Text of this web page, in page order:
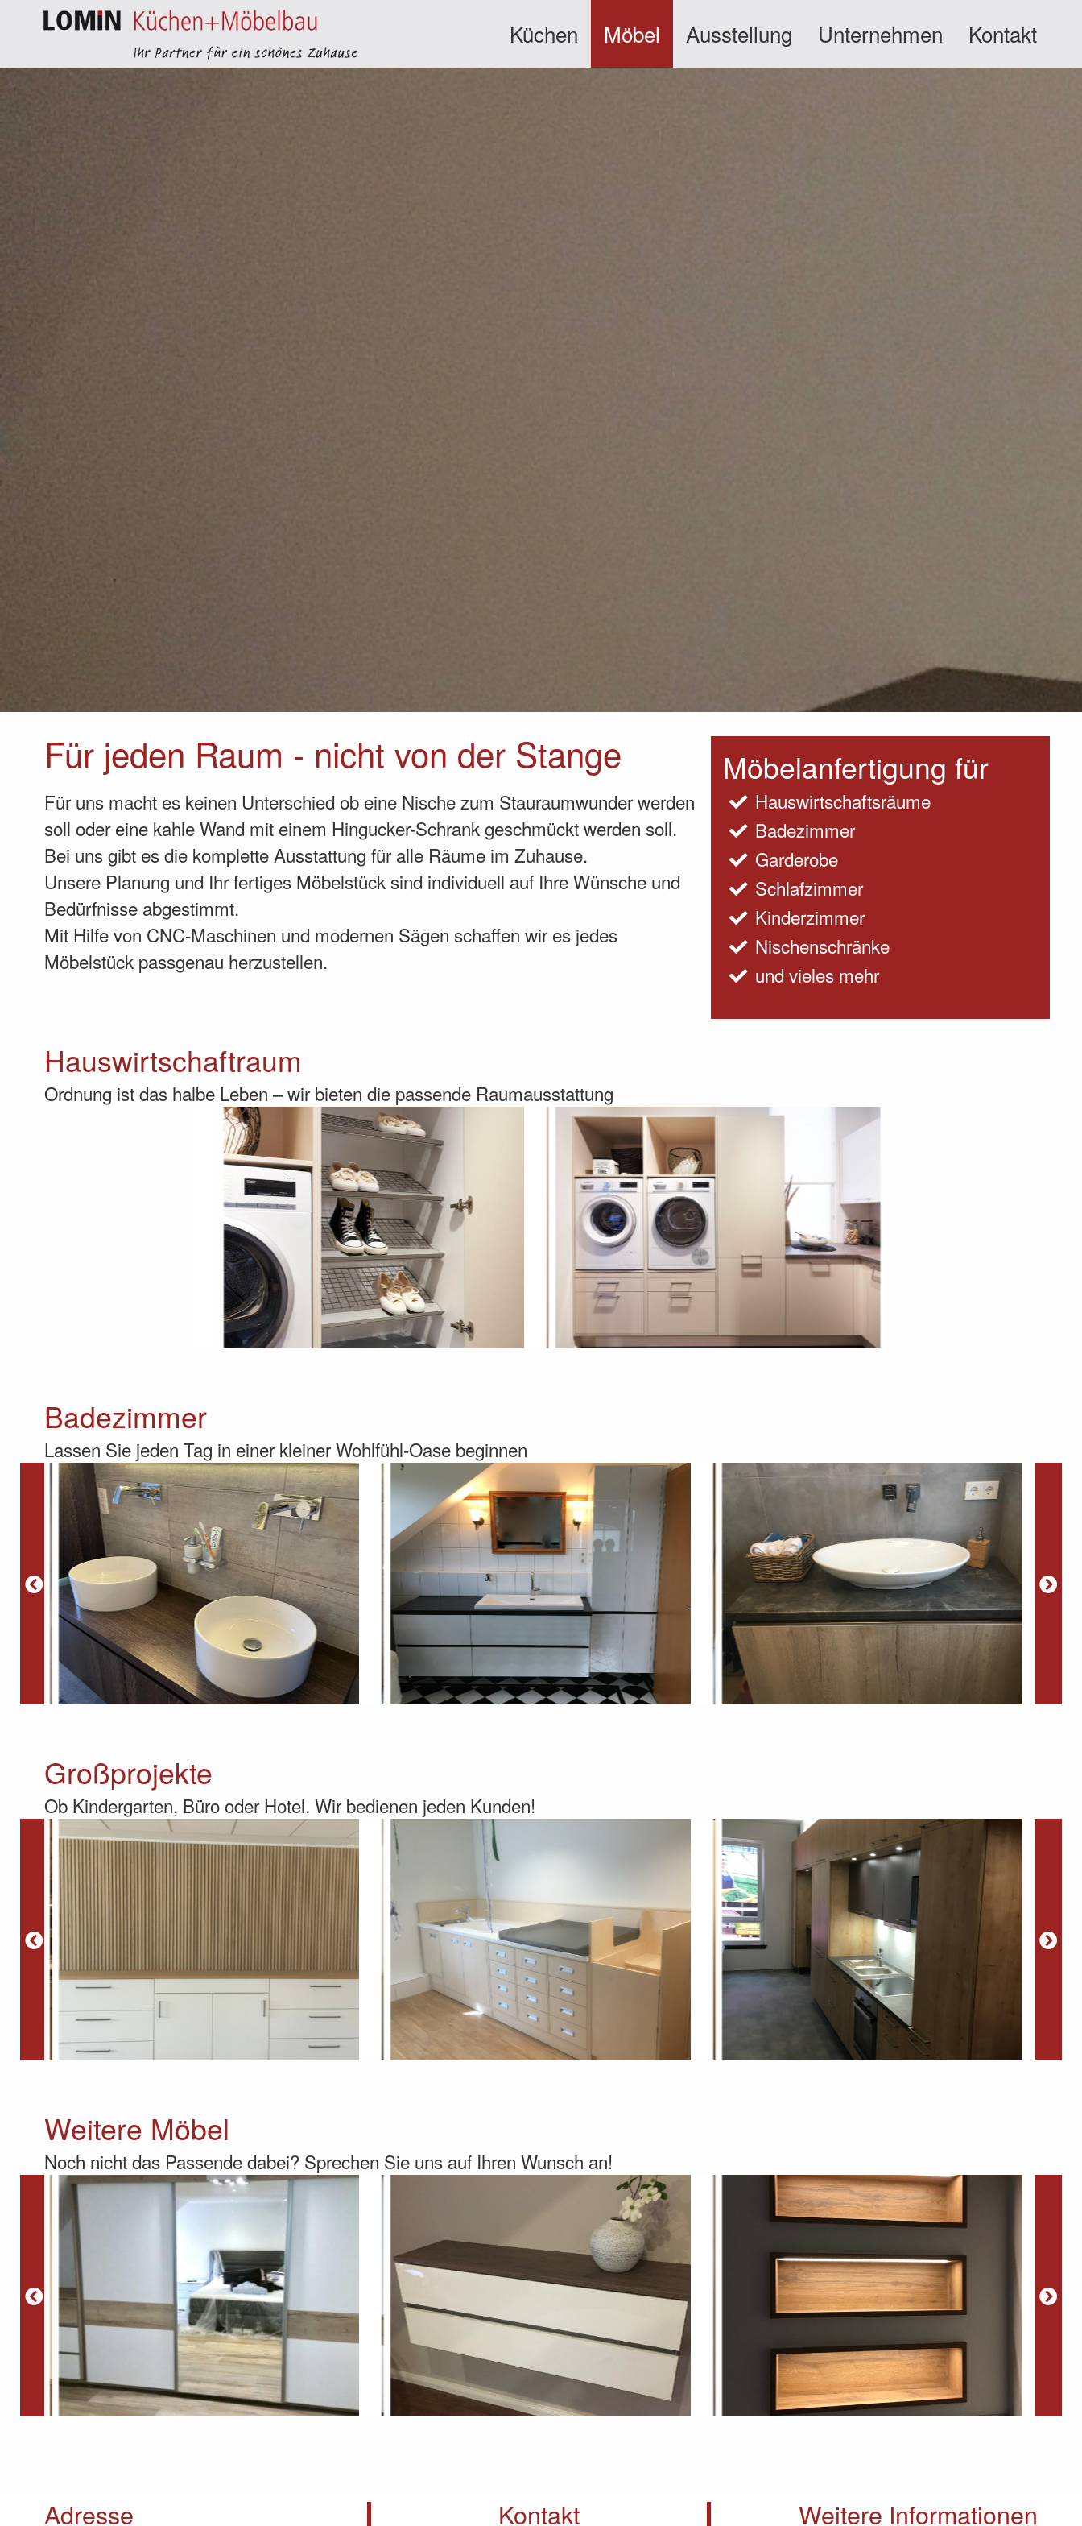
Küchen Möbel Ausstellung Unternehmen Kontakt
Für jeden Raum - nicht von der Stange
Für uns macht es keinen Unterschied ob eine Nische zum Stauraumwunder werden
soll oder eine kahle Wand mit einem Hingucker-Schrank geschmückt werden soll.
Bei uns gibt es die komplette Ausstattung für alle Räume im Zuhause.
Unsere Planung und Ihr fertiges Möbelstück sind individuell auf Ihre Wünsche und
Bedürfnisse abgestimmt.
Mit Hilfe von CNC-Maschinen und modernen Sägen schaffen wir es jedes
Möbelstück passgenau herzustellen.
Möbelanfertigung für
Hauswirtschaftsräume
Badezimmer
Garderobe
Schlafzimmer
Kinderzimmer
Nischenschränke
und vieles mehr
Hauswirtschaftraum
Ordnung ist das halbe Leben – wir bieten die passende Raumausstattung
Badezimmer
Lassen Sie jeden Tag in einer kleiner Wohlfühl-Oase beginnen
Großprojekte
Ob Kindergarten, Büro oder Hotel. Wir bedienen jeden Kunden!
Weitere Möbel
Noch nicht das Passende dabei? Sprechen Sie uns auf Ihren Wunsch an!
Adresse Kontakt Weitere Informationen